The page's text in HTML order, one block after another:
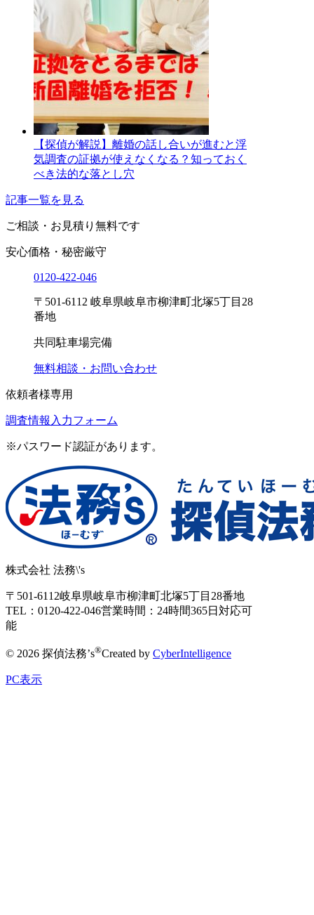
【探偵が解説】離婚の話し合いが進むと浮
気調査の証拠が使えなくなる？知っておく
べき法的な落とし穴
記事一覧を見る
ご相談・お見積り 無料です
安心価格・秘密厳守
0120-422-046
〒501-6112 岐阜県岐阜市柳津町北塚5丁目28
番地
共同駐車場完備
無料相談・お問い合わせ
依頼者様専用
調査情報入力フォーム
※パスワード認証があります。
株式会社 法務\'s
〒501-6112岐阜県岐阜市柳津町北塚5丁目28番地
TEL：0120-422-046営業時間：24時間365日対応可
能
© 2026 探偵法務’s®Created by CyberIntelligence
PC表示